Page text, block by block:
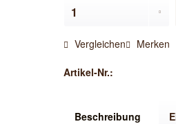
Vergleichen Merken
Artikel-Nr.:
Beschreibung